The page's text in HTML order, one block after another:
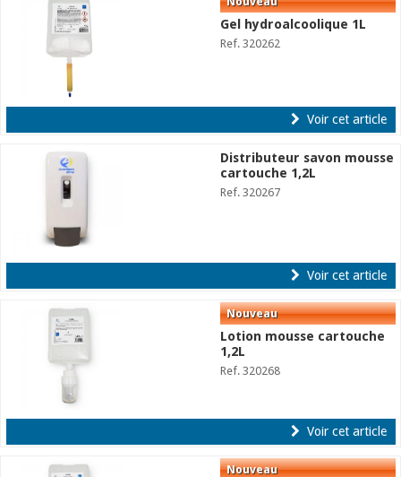
Gel hydroalcoolique 1L
Ref. 320262
Voir cet article
Distributeur savon mousse
cartouche 1,2L
Ref. 320267
Voir cet article
Lotion mousse cartouche
1,2L
Ref. 320268
Voir cet article